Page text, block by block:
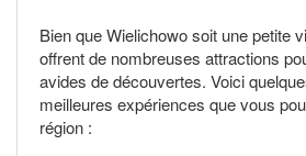
Bien que Wielichowo soit une petite
offrent de nombreuses attractions
avides de découvertes. Voici
meilleures expériences que vous
région :